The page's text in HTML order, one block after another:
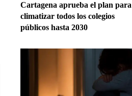
Cartagena aprueba el plan para
climatizar todos los colegios
públicos hasta 2030